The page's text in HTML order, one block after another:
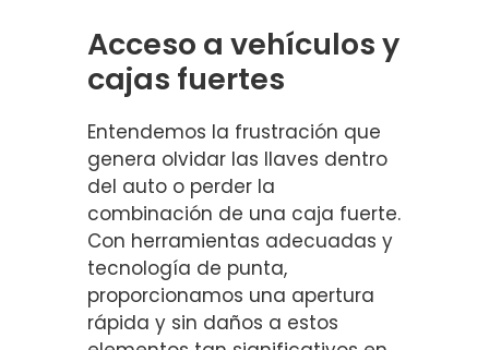
Acceso a vehículos y
cajas fuertes
Entendemos la frustración que
genera olvidar las llaves dentro
del auto o perder la
combinación de una caja fuerte.
Con herramientas adecuadas y
tecnología de punta,
proporcionamos una apertura
rápida y sin daños a estos